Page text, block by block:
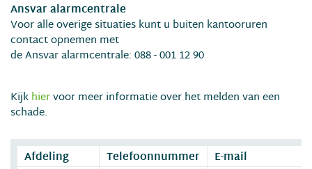
Ansvar alarmcentrale
Voor alle overige situaties kunt u buiten kantooruren
contact opnemen met
de Ansvar alarmcentrale: 088 - 001 12 90
Kijk hiervoor meer informatie over het melden van een
schade.
Afdeling Telefoonnummer E-mail